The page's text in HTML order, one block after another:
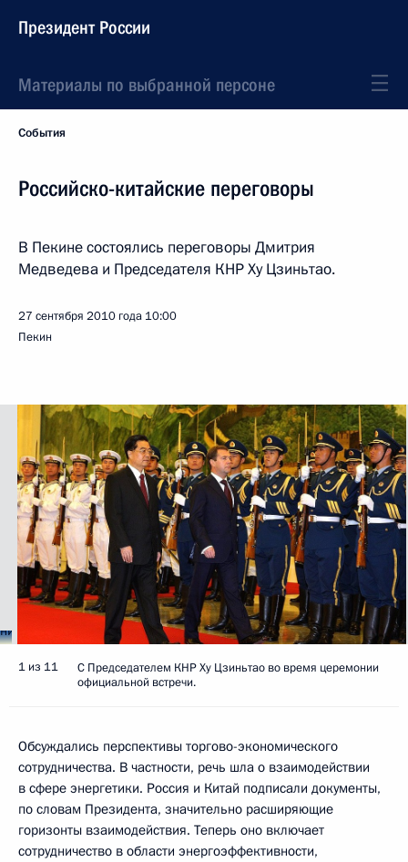
Президент России
Материалы по выбранной персоне
События
Российско-китайские переговоры
В Пекине состоялись переговоры Дмитрия
Медведева и Председателя КНР Ху Цзиньтао.
27 сентября 2010 года 10:00
Пекин
1 из 11
С Председателем КНР Ху Цзиньтао во время церемонии
официальной встречи.
Обсуждались перспективы торгово-экономического
сотрудничества. В частности, речь шла о взаимодействии
в сфере энергетики. Россия и Китай подписали документы,
по словам Президента, значительно расширяющие
горизонты взаимодействия. Теперь оно включает
сотрудничество в области энергоэффективности,